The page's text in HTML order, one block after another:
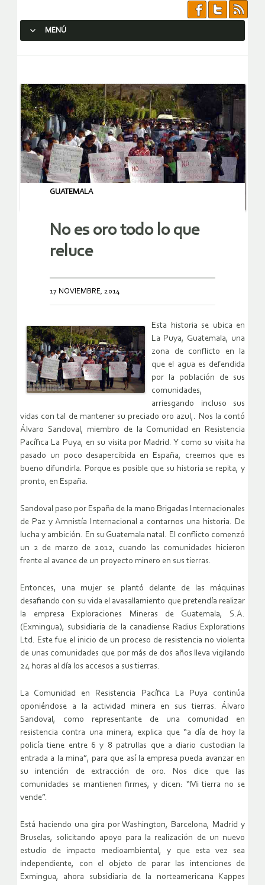
MENÚ
GUATEMALA
No es oro todo lo que
reluce
17 NOVIEMBRE, 2014
Esta historia se ubica en
La Puya, Guatemala, una
zona de conflicto en la
que el agua es defendida
por la población de sus
comunidades,
arriesgando incluso sus
vidas con tal de mantener su preciado oro azul,. Nos la contó
Álvaro Sandoval, miembro de la Comunidad en Resistencia
Pacífica La Puya, en su visita por Madrid. Y como su visita ha
pasado un poco desapercibida en España, creemos que es
bueno difundirla. Porque es posible que su historia se repita, y
pronto, en España.
Sandoval paso por España de la mano Brigadas Internacionales
de Paz y Amnistía Internacional a contarnos una historia. De
lucha y ambición. En su Guatemala natal. El conflicto comenzó
un 2 de marzo de 2012, cuando las comunidades hicieron
frente al avance de un proyecto minero en sus tierras.
Entonces, una mujer se plantó delante de las máquinas
desafiando con su vida el avasallamiento que pretendía realizar
la empresa Exploraciones Mineras de Guatemala, S.A.
(Exmingua), subsidiaria de la canadiense Radius Explorations
Ltd. Este fue el inicio de un proceso de resistencia no violenta
de unas comunidades que por más de dos años lleva vigilando
24 horas al día los accesos a sus tierras.
La Comunidad en Resistencia Pacífica La Puya continúa
oponiéndose a la actividad minera en sus tierras. Álvaro
Sandoval, como representante de una comunidad en
resistencia contra una minera, explica que “a día de hoy la
policía tiene entre 6 y 8 patrullas que a diario custodian la
entrada a la mina”, para que así la empresa pueda avanzar en
su intención de extracción de oro. Nos dice que las
comunidades se mantienen firmes, y dicen: “Mi tierra no se
vende”.
Está haciendo una gira por Washington, Barcelona, Madrid y
Bruselas, solicitando apoyo para la realización de un nuevo
estudio de impacto medioambiental, y que esta vez sea
independiente, con el objeto de parar las intenciones de
Exmingua, ahora subsidiaria de la norteamericana Kappes